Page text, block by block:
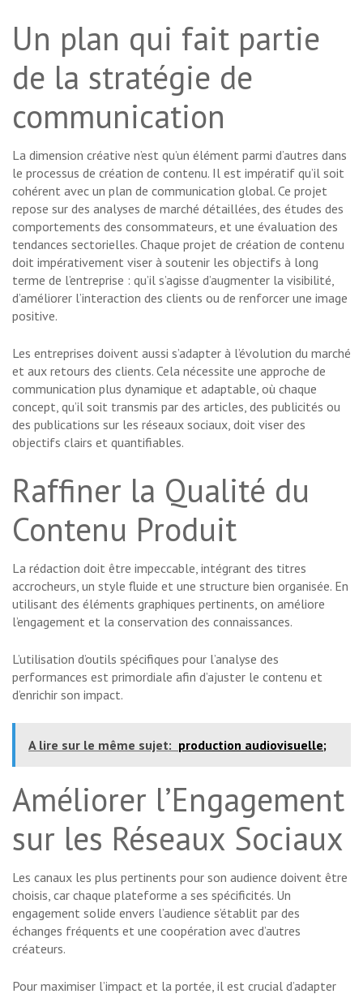
Un plan qui fait partie
de la stratégie de
communication
La dimension créative n’est qu’un élément parmi d’autres dans
le processus de création de contenu. Il est impératif qu’il soit
cohérent avec un plan de communication global. Ce projet
repose sur des analyses de marché détaillées, des études des
comportements des consommateurs, et une évaluation des
tendances sectorielles. Chaque projet de création de contenu
doit impérativement viser à soutenir les objectifs à long
terme de l’entreprise : qu’il s’agisse d’augmenter la visibilité,
d’améliorer l’interaction des clients ou de renforcer une image
positive.
Les entreprises doivent aussi s’adapter à l’évolution du marché
et aux retours des clients. Cela nécessite une approche de
communication plus dynamique et adaptable, où chaque
concept, qu’il soit transmis par des articles, des publicités ou
des publications sur les réseaux sociaux, doit viser des
objectifs clairs et quantifiables.
Raffiner la Qualité du
Contenu Produit
La rédaction doit être impeccable, intégrant des titres
accrocheurs, un style fluide et une structure bien organisée. En
utilisant des éléments graphiques pertinents, on améliore
l’engagement et la conservation des connaissances.
L’utilisation d’outils spécifiques pour l’analyse des
performances est primordiale afin d’ajuster le contenu et
d’enrichir son impact.
A lire sur le même sujet: production audiovisuelle;
Améliorer l’Engagement
sur les Réseaux Sociaux
Les canaux les plus pertinents pour son audience doivent être
choisis, car chaque plateforme a ses spécificités. Un
engagement solide envers l’audience s’établit par des
échanges fréquents et une coopération avec d’autres
créateurs.
Pour maximiser l’impact et la portée, il est crucial d’adapter